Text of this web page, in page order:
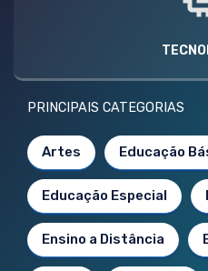
PRINCIPAIS CATEGORIAS
Artes Educação
Educação Especial
Ensino a Distância